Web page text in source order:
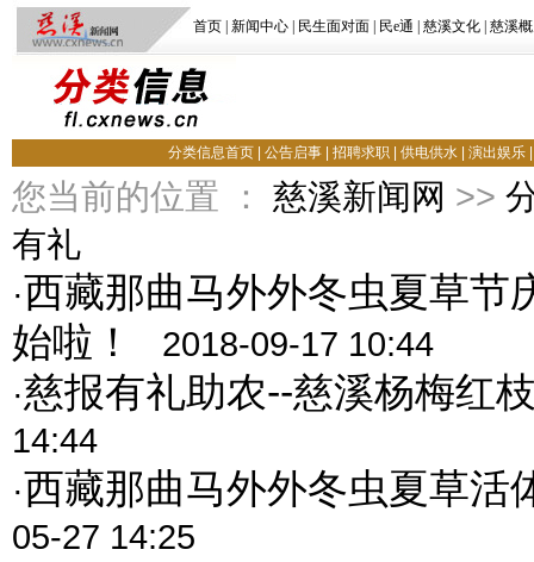
首页 新闻中心 民生面对面 民e通 慈溪文化 慈溪
分类信息首页| 公告启事| 招聘求职| 供电供水| 演出娱乐
您当前的位置 ： 慈溪新闻网 >>
有礼
·西藏那曲马外外冬虫夏草节
始啦！
2018-09-17 10:44
·慈报有礼助农--慈溪杨梅红
14:44
·西藏那曲马外外冬虫夏草活
05-27 14:25